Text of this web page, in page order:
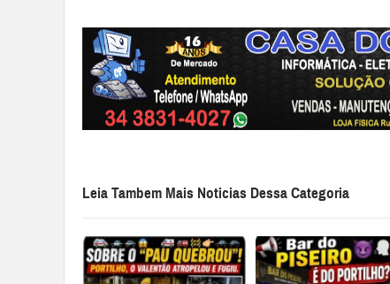
Leia Tambem Mais Noticias Dessa Categoria